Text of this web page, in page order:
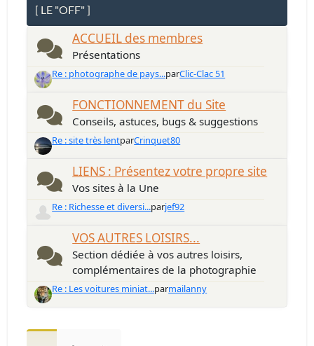
[ LE "OFF" ]
ACCUEIL des membres
Présentations
Re : photographe de pays...parClic-Clac 51
FONCTIONNEMENT du Site
Conseils, astuces, bugs & suggestions
Re : site très lentparCrinquet80
LIENS : Présentez votre propre site
Vos sites à la Une
Re : Richesse et diversi...parjef92
VOS AUTRES LOISIRS...
Section dédiée à vos autres loisirs,
complémentaires de la photographie
Re : Les voitures miniat...parmailanny